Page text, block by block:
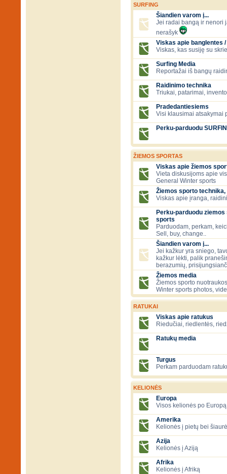
SURFING
Šiandien varom į...
Jei radai bangą ir nenori
nerašyk
Viskas apie banglentes
Viskas, kas susiję su
Surfing Media
Reportažai iš bangų
Raidinimo technika
Triukai, patarimai,
Pradedantiesiems
Visi klausimai atsakymai
Perku-parduodu
ŽIEMOS SPORTAS
Viskas apie žiemos
Vieta diskusijoms apie
General Winter sports
Žiemos sporto
Viskas apie įranga,
Perku-parduodu
sports
Parduodam, perkam,
Sell, buy, change..
Šiandien varom į...
Jei kažkur yra sniego,
kažkur lėkti, palik
berazumių,
Žiemos media
Žiemos sporto
Winter sports photos,
RATUKAI
Viskas apie ratukus
Riedučiai, riedlentės,
Ratukų media
Turgus
Perkam parduodam
KELIONĖS
Europa
Visos kelionės po
Amerika
Kelionės į pietų bei
Azija
Kelionės į Aziją
Afrika
Kelionės į Afriką